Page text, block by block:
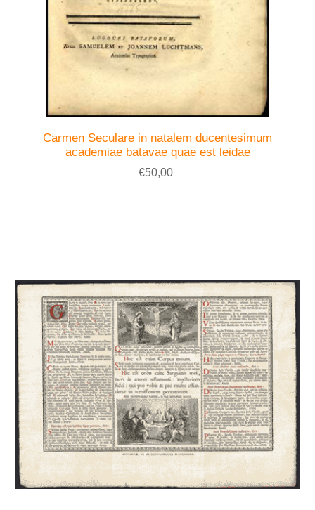
Carmen Seculare in natalem ducentesimum
academiae batavae quae est leidae
€50,00